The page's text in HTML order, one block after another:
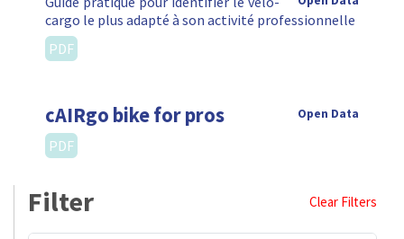
cargo le plus adapté à son activité professionnelle
PDF
cAIRgo bike for pros Open Data
PDF
Filter Clear Filters